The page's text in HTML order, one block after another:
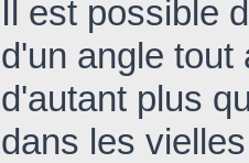
Il est possible
d'un angle tout
d'autant plus
dans les